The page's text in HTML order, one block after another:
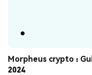
Morpheus crypto :
2024